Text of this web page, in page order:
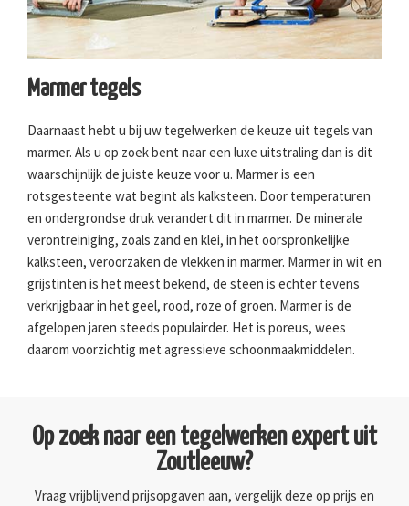
Marmer tegels
Daarnaast hebt u bij uw tegelwerken de keuze uit tegels van
marmer. Als u op zoek bent naar een luxe uitstraling dan is dit
waarschijnlijk de juiste keuze voor u. Marmer is een
rotsgesteente wat begint als kalksteen. Door temperaturen
en ondergrondse druk verandert dit in marmer. De minerale
verontreiniging, zoals zand en klei, in het oorspronkelijke
kalksteen, veroorzaken de vlekken in marmer. Marmer in wit en
grijstinten is het meest bekend, de steen is echter tevens
verkrijgbaar in het geel, rood, roze of groen. Marmer is de
afgelopen jaren steeds populairder. Het is poreus, wees
daarom voorzichtig met agressieve schoonmaakmiddelen.
Op zoek naar een tegelwerken expert uit
Zoutleeuw?
Vraag vrijblijvend prijsopgaven aan, vergelijk deze op prijs en